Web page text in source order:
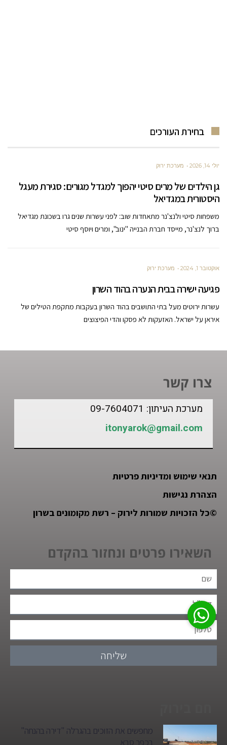
בחירת העורכים
יולי 14, 2026 מערכת ירוק
גן הילדים של מרים סיטי יהפוך למגדל מגורים: סגירת מעגל
היסטורית במגדיאל
משפחות סיטי ולנצ'נר מתאחדות שוב: לפני עשרות שנים גרו בשכונת מגדיאל
ברוך לנצ'נר, מייסד חברת הבנייה "ינוב", ומרים ויוסף סיטי
אוקטובר 1, 2024 מערכת ירוק
פגיעה ישירה בבית הנערה בהוד השרון
עשרות ירוטים מעל בתי התושבים בהוד השרון בעקבות מתקפת הטילים של
איראן על ישראל. האזעקות לא פסקו והדי הפיצוצים
צרו קשר
מערכת העיתון: 09-7604071
itonyarok@gmail.com
תנאי שימוש ומדיניות פרטיות
הצהרת נגישות
©כל הזכויות שמורות לירוק – רשת מקומונים בשרון
השאירו פרטים ונחזור בהקדם
שליחה
מחפשים את הזוכים בהגרלה "דירה בהנחה"
בכפר סבא